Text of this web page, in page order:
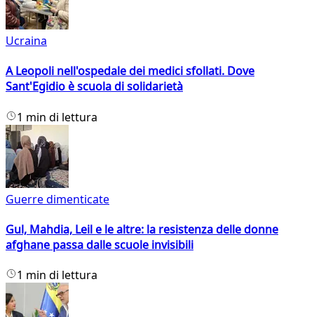
Ucraina
A Leopoli nell'ospedale dei medici sfollati. Dove
Sant'Egidio è scuola di solidarietà
1 min di lettura
Guerre dimenticate
Gul, Mahdia, Leil e le altre: la resistenza delle donne
afghane passa dalle scuole invisibili
1 min di lettura